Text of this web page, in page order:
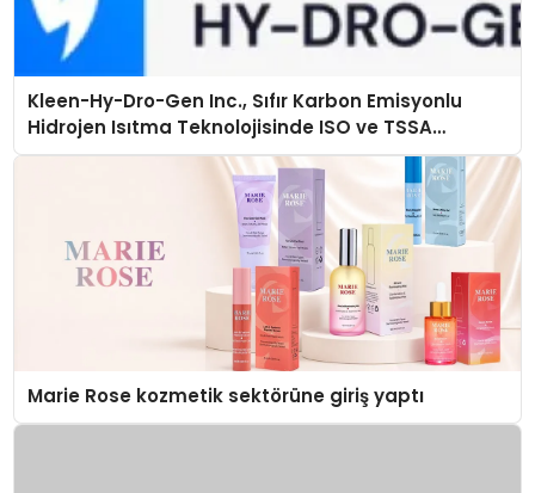
Kleen-Hy-Dro-Gen Inc., Sıfır Karbon Emisyonlu
Hidrojen Isıtma Teknolojisinde ISO ve TSSA
Düzenleyici Onaylarını Aldı
Marie Rose kozmetik sektörüne giriş yaptı